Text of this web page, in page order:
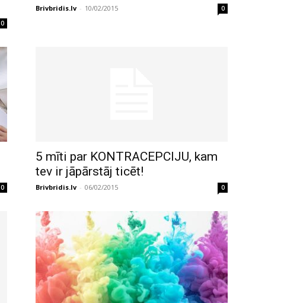
0
Brivbridis.lv - 10/02/2015 0
0
5 mīti par KONTRACEPCIJU, kam
tev ir jāpārstāj ticēt!
Brivbridis.lv - 06/02/2015 0